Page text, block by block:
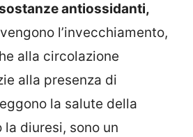
antiossidanti,
l’invecchiamento,
alla circolazione
alla presenza di
la salute della
diuresi, sono un